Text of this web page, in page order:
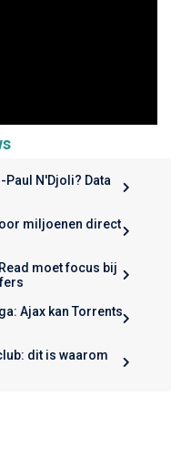
N'Djoli? Data
miljoenen direct
moet focus bij
Ajax kan Torrents
dit is waarom